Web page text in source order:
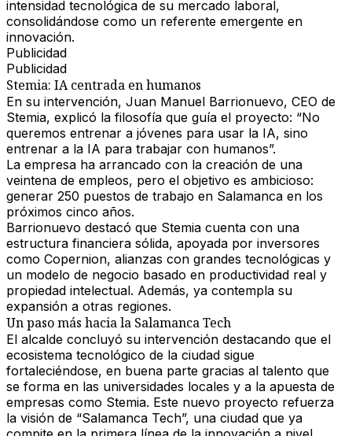
intensidad tecnológica de su mercado laboral,
consolidándose como un referente emergente en
innovación.
Publicidad
Publicidad
Stemia: IA centrada en humanos
En su intervención, Juan Manuel Barrionuevo, CEO de
Stemia, explicó la filosofía que guía el proyecto: “No
queremos entrenar a jóvenes para usar la IA, sino
entrenar a la IA para trabajar con humanos”.
La empresa ha arrancado con la creación de una
veintena de empleos, pero el objetivo es ambicioso:
generar 250 puestos de trabajo en Salamanca en los
próximos cinco años.
Barrionuevo destacó que Stemia cuenta con una
estructura financiera sólida, apoyada por inversores
como Copernion, alianzas con grandes tecnológicas y
un modelo de negocio basado en productividad real y
propiedad intelectual. Además, ya contempla su
expansión a otras regiones.
Un paso más hacia la Salamanca Tech
El alcalde concluyó su intervención destacando que el
ecosistema tecnológico de la ciudad sigue
fortaleciéndose, en buena parte gracias al talento que
se forma en las universidades locales y a la apuesta de
empresas como Stemia. Este nuevo proyecto refuerza
la visión de “Salamanca Tech”, una ciudad que ya